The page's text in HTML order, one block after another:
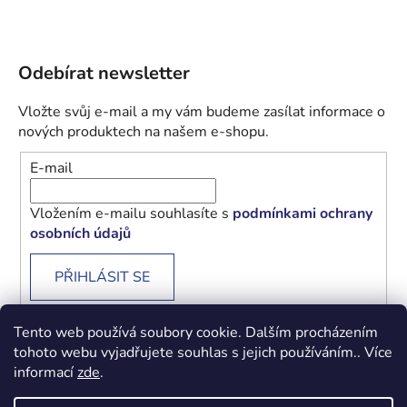
Tento web používá soubory cookie. Dalším procházením
tohoto webu vyjadřujete souhlas s jejich používáním.. Více
informacízde.
Odebírat newsletter
Vložte svůj e-mail a my vám budeme zasílat informace o
nových produktech na našem e-shopu.
E-mail
Vložením e-mailu souhlasíte s podmínkami ochrany
osobních údajů
PŘIHLÁSIT SE
Obchodní podmínky Podmínky ochrany osobních údajů